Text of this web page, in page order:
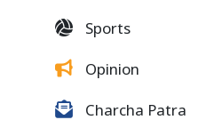
Sports
Opinion
Charcha Patra